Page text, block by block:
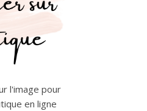
l'image pour
en ligne